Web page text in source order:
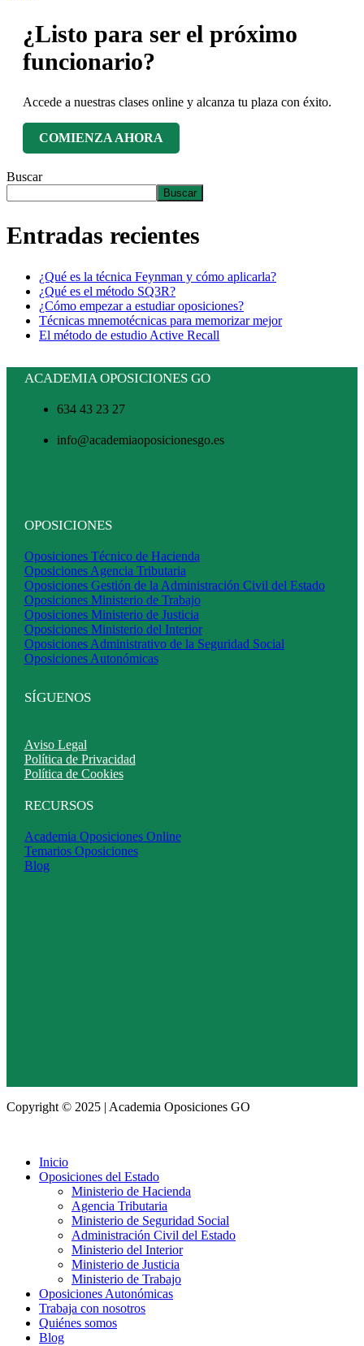
¿Listo para ser el próximo
funcionario?
Accede a nuestras clases online y alcanza tu plaza con éxito.
COMIENZA AHORA
Buscar
Buscar
Entradas recientes
¿Qué es la técnica Feynman y cómo aplicarla?
¿Qué es el método SQ3R?
¿Cómo empezar a estudiar oposiciones?
Técnicas mnemotécnicas para memorizar mejor
El método de estudio Active Recall
ACADEMIA OPOSICIONES GO
634 43 23 27
info@academiaoposicionesgo.es
OPOSICIONES
Oposiciones Técnico de Hacienda
Oposiciones Agencia Tributaria
Oposiciones Gestión de la Administración Civil del Estado
Oposiciones Ministerio de Trabajo
Oposiciones Ministerio de Justicia
Oposiciones Ministerio del Interior
Oposiciones Administrativo de la Seguridad Social
Oposiciones Autonómicas
SÍGUENOS
Aviso Legal
Política de Privacidad
Política de Cookies
RECURSOS
Academia Oposiciones Online
Temarios Oposiciones
Blog
Copyright © 2025 | Academia Oposiciones GO
Inicio
Oposiciones del Estado
Ministerio de Hacienda
Agencia Tributaria
Ministerio de Seguridad Social
Administración Civil del Estado
Ministerio del Interior
Ministerio de Justicia
Ministerio de Trabajo
Oposiciones Autonómicas
Trabaja con nosotros
Quiénes somos
Blog